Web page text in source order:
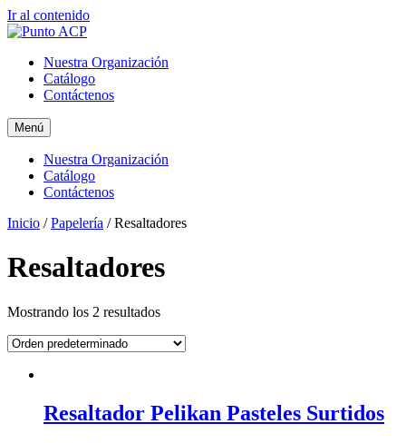
Ir al contenido
Nuestra Organización
Catálogo
Contáctenos
Menú
Nuestra Organización
Catálogo
Contáctenos
Inicio /Papelería / Resaltadores
Resaltadores
Mostrando los 2 resultados
Resaltador Pelikan Pasteles Surtidos